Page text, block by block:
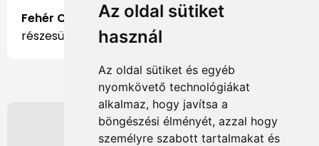
Az oldal sütiket
használ
Az oldal sütiket és egyéb
nyomkövető technológiákat
alkalmaz, hogy javítsa a
böngészési élményét, azzal hogy
személyre szabott tartalmakat és
Fehér Csaba
sárga lapos figyelmeztetésben
részesült.